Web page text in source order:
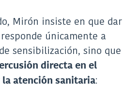
Mirón insiste en que dar
únicamente a
sensibilización, sino que
directa en el
atención sanitaria: